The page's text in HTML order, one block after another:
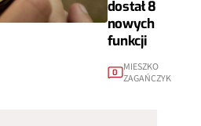
dostał 8
nowych
funkcji
0 MIESZKO
ZAGAŃCZYK